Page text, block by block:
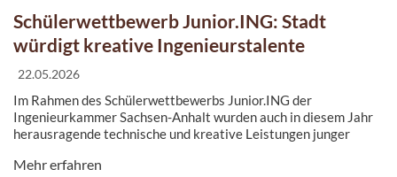
Schülerwettbewerb Junior.ING: Stadt
würdigt kreative Ingenieurstalente
22.05.2026
Im Rahmen des Schülerwettbewerbs Junior.ING der
Ingenieurkammer Sachsen-Anhalt wurden auch in diesem Jahr
herausragende technische und kreative Leistungen junger
»Arena - gut überDACHt« entwickelten Schülerinnen und
Mehr erfahren